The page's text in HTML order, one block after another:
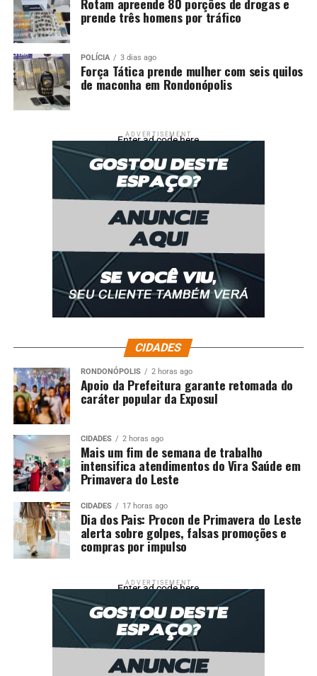
prende três homens por tráfico
POLÍCIA 3 dias ago
Força Tática prende mulher com seis quilos
de maconha em Rondonópolis
ADVERTISEMENT
Enter ad code here
CIDADES
RONDONÓPOLIS 2 horas ago
Apoio da Prefeitura garante retomada do
caráter popular da Exposul
CIDADES 2 horas ago
Mais um fim de semana de trabalho
intensifica atendimentos do Vira Saúde em
Primavera do Leste
CIDADES 17 horas ago
Dia dos Pais: Procon de Primavera do Leste
alerta sobre golpes, falsas promoções e
compras por impulso
ADVERTISEMENT
Enter ad code here